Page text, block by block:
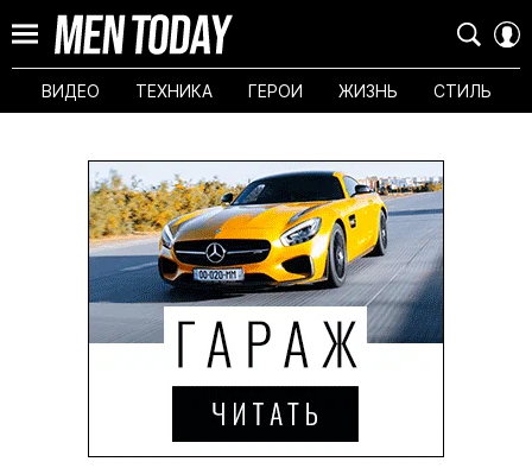
ВИДЕО ТЕХНИКА ГЕРОИ ЖИЗНЬ СТИЛЬ